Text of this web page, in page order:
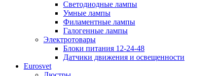
Светодиодные лампы
Умные лампы
Филаментные лампы
Галогенные лампы
Электротовары
Блоки питания 12-24-48
Датчики движения и освещенности
Eurosvet